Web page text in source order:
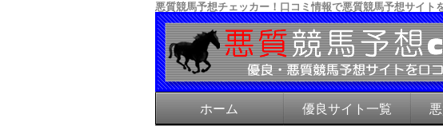
悪質競馬予想チェッカー！口コミ情報で悪質競馬予想サイト
ホーム 優良サイト一覧